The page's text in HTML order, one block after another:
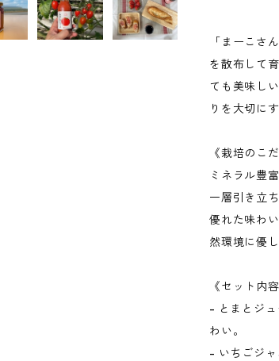
「まーこさ
を散布して
ても美味し
りを大切に
《栽培のこ
ミネラル豊
一層引き立
優れた味わ
然環境に優
《セット内容
- とまとジ
わい。
- いちごジャ